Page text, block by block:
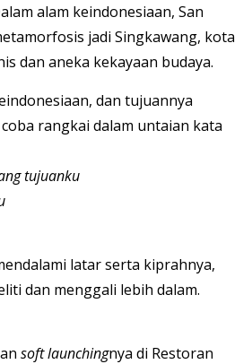
alam keindonesiaan, San
jadi Singkawang, kota
dan aneka kekayaan budaya.
dan tujuannya
rangkai dalam untaian kata
tujuanku
latar serta kiprahnya,
dan menggali lebih dalam.
soft launchingnya di Restoran